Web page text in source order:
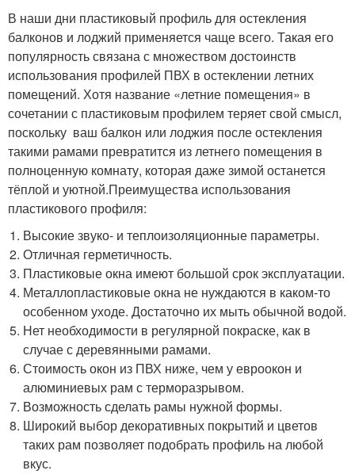
В наши дни пластиковый профиль для остекления
балконов и лоджий применяется чаще всего. Такая его
популярность связана с множеством достоинств
использования профилей ПВХ в остеклении летних
помещений. Хотя название «летние помещения» в
сочетании с пластиковым профилем теряет свой смысл,
поскольку ваш балкон или лоджия после остекления
такими рамами превратится из летнего помещения в
полноценную комнату, которая даже зимой останется
тёплой и уютной.Преимущества использования
пластикового профиля:
Высокие звуко- и теплоизоляционные параметры.
Отличная герметичность.
Пластиковые окна имеют большой срок эксплуатации.
Металлопластиковые окна не нуждаются в каком-то
особенном уходе. Достаточно их мыть обычной водой.
Нет необходимости в регулярной покраске, как в
случае с деревянными рамами.
Стоимость окон из ПВХ ниже, чем у евроокон и
алюминиевых рам с терморазрывом.
Возможность сделать рамы нужной формы.
Широкий выбор декоративных покрытий и цветов
таких рам позволяет подобрать профиль на любой
вкус.